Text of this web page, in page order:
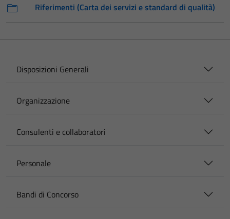
Riferimenti (Carta dei servizi e standard di qualità)
Disposizioni Generali
Organizzazione
Consulenti e collaboratori
Personale
Bandi di Concorso